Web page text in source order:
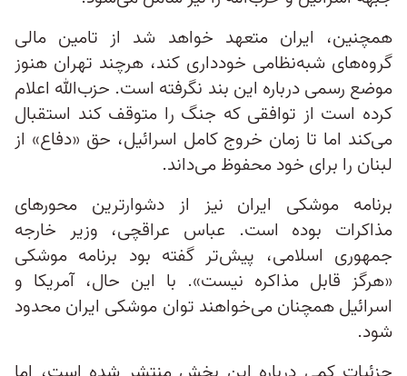
همچنین، ایران متعهد خواهد شد از تامین مالی
گروه‌های شبه‌نظامی خودداری کند، هرچند تهران هنوز
موضع رسمی درباره این بند نگرفته است. حزب‌الله اعلام
کرده است از توافقی که جنگ را متوقف کند استقبال
می‌کند اما تا زمان خروج کامل اسرائیل، حق «دفاع» از
لبنان را برای خود محفوظ می‌داند.
برنامه موشکی ایران نیز از دشوارترین محورهای
مذاکرات بوده است. عباس عراقچی، وزیر خارجه
جمهوری اسلامی، پیش‌تر گفته بود برنامه موشکی
«هرگز قابل مذاکره نیست». با این حال، آمریکا و
اسرائیل همچنان می‌خواهند توان موشکی ایران محدود
شود.